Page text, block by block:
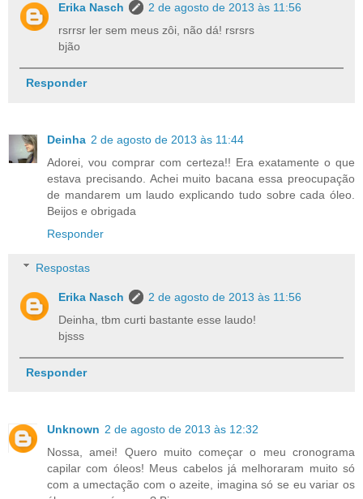
Erika Nasch
2 de agosto de 2013 às 11:56
rsrrsr ler sem meus zôi, não dá! rsrsrs
bjão
Responder
Deinha 2 de agosto de 2013 às 11:44
Adorei, vou comprar com certeza!! Era exatamente o que
estava precisando. Achei muito bacana essa preocupação
de mandarem um laudo explicando tudo sobre cada óleo.
Beijos e obrigada
Responder
Respostas
Erika Nasch
2 de agosto de 2013 às 11:56
Deinha, tbm curti bastante esse laudo!
bjsss
Responder
Unknown 2 de agosto de 2013 às 12:32
Nossa, amei! Quero muito começar o meu cronograma
capilar com óleos! Meus cabelos já melhoraram muito só
com a umectação com o azeite, imagina só se eu variar os